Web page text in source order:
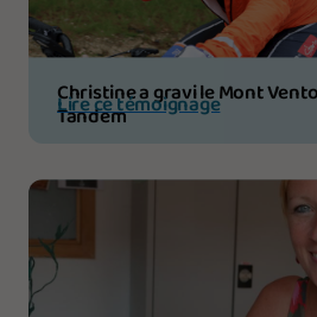
Christine a gravi le Mont
Tandem
Lire ce témoignage